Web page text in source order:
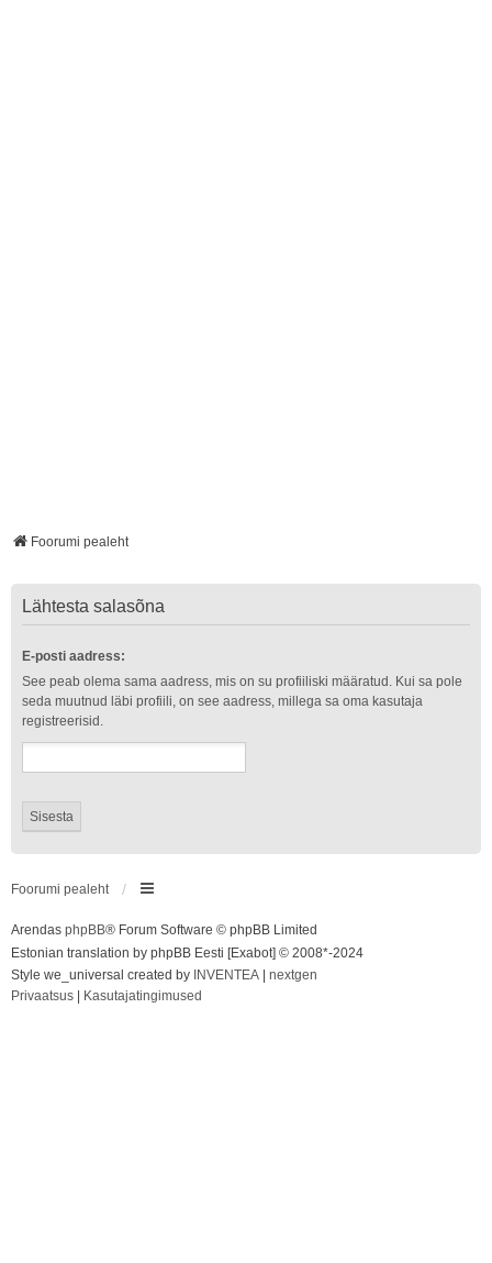
Foorumi pealeht
Lähtesta salasõna
E-posti aadress:
See peab olema sama aadress, mis on su profiiliski määratud. Kui sa pole
seda muutnud läbi profiili, on see aadress, millega sa oma kasutaja
registreerisid.
Foorumi pealeht
Arendas phpBB® Forum Software © phpBB Limited
Estonian translation by phpBB Eesti [Exabot] © 2008*-2024
Style we_universal created by INVENTEA
nextgen
Privaatsus
Kasutajatingimused